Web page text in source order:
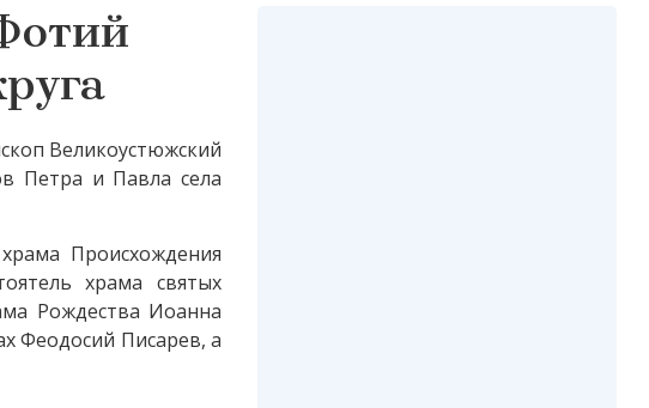
Великоустюжский
Петра и Павла села
Происхождения
храма святых
Рождества Иоанна
Феодосий Писарев, а